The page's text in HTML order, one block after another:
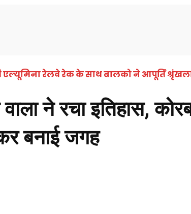
एल्यूमिना रेलवे रेक के साथ बालको ने आपूर्ति
ने रचा इतिहास,
कर बनाई जगह